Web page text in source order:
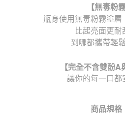
【無毒粉霧
瓶身使用無毒粉霧塗
比起亮面更耐
到哪都攜帶輕
【完全不含雙酚A
讓你的每一口都
商品規格